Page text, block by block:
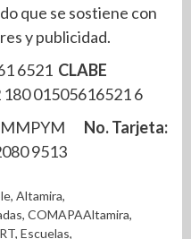
que se sostiene con
y publicidad.
6521 CLABE
180 01505616521 6
No. Tarjeta:
9513
, Altamira,
, COMAPAAltamira,
, Escuelas,